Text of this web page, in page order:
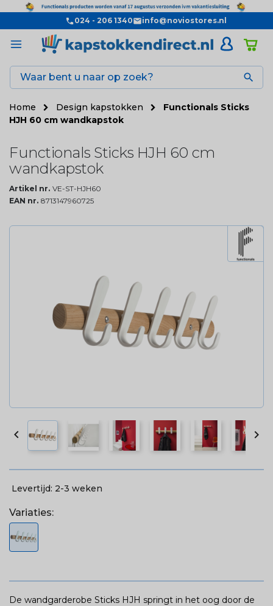
024 - 206 1340 info@noviostores.nl

Home Design kapstokken
Functionals Sticks
HJH 60 cm wandkapstok
Functionals Sticks HJH 60 cm
wandkapstok
Artikel nr. VE-ST-HJH60
EAN nr. 8713147960725
 
Levertijd: 2-3 weken
Variaties:
De wandgarderobe Sticks HJH springt in het oog door de